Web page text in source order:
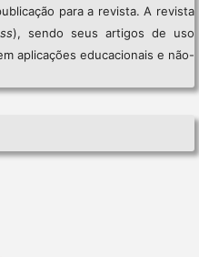
para a revista. A revista
), sendo seus artigos de uso
aplicações educacionais e não-